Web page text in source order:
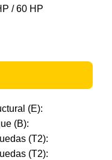
/ 60 HP
(E):
(B):
(T2):
(T2):